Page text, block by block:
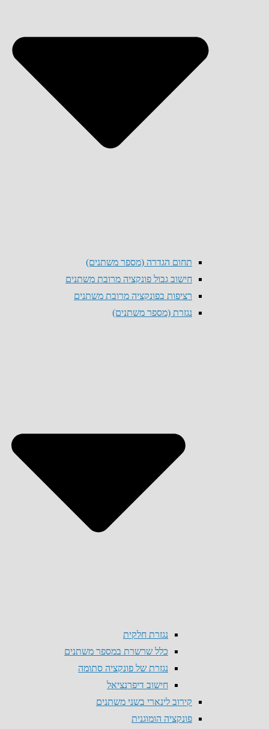
תחום הגדרה (מספר משתנים)
חישוב גבול פונקציה מרובת משתנים
רציפות בפונקציה מרובת משתנים
נגזרת (מספר משתנים)
נגזרת חלקית
כלל שרשרת במספר משתנים
נגזרת של פונקציה סתומה
חישוב דיפרנציאל
קירוב לינארי בשני משתנים
פונקציה הומוגנית